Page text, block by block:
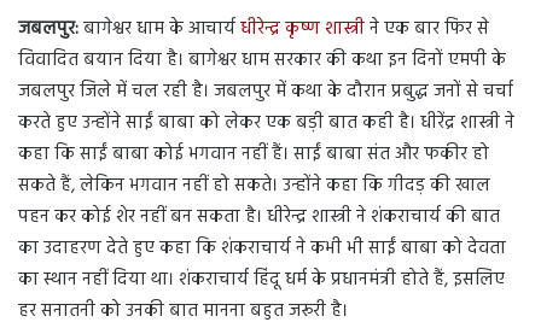
जबलपुर:बागेश्वर धाम के आचार्यधीरेन्द्र कृष्ण शास्त्रीने एक बार फिर से
विवादित बयान दिया है। बागेश्वर धाम सरकार की कथा इन दिनों एमपी के
जबलपुर जिले में चल रही है। जबलपुर में कथा के दौरान प्रबुद्ध जनों से चर्चा
करते हुए उन्होंने साईं बाबा को लेकर एक बड़ी बात कही है। धीरेंद्र शास्त्री ने
कहा कि साईं बाबा कोई भगवान नहीं हैं। साईं बाबा संत और फकीर हो
सकते हैं, लेकिन भगवान नहीं हो सकते। उन्होंने कहा कि गीदड़ की खाल
पहन कर कोई शेर नहीं बन सकता है। धीरेन्द्र शास्त्री ने शंकराचार्य की बात
का उदाहरण देते हुए कहा कि शंकराचार्य ने कभी भी साईं बाबा को देवता
का स्थान नहीं दिया था। शंकराचार्य हिंदू धर्म के प्रधानमंत्री होते हैं, इसलिए
हर सनातनी को उनकी बात मानना बहुत जरूरी है।